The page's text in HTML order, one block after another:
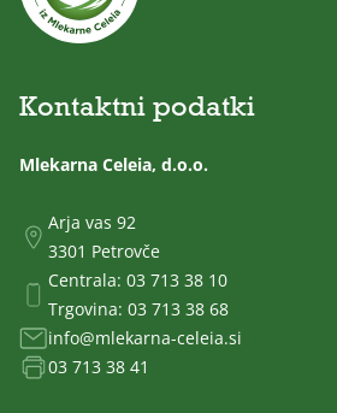
Kontaktni podatki
Mlekarna Celeia, d.o.o.
Arja vas 92
3301 Petrovče
Centrala: 03 713 38 10
Trgovina: 03 713 38 68
info@mlekarna-celeia.si
03 713 38 41